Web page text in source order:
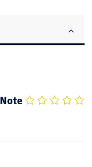
Note